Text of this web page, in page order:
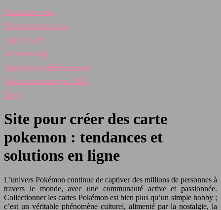
Formations web
Développement web
Agence web
webmarketing
Stratégies de référencement
Outils et technologies SEO
Blog
Site pour créer des carte
pokemon : tendances et
solutions en ligne
L’univers Pokémon continue de captiver des millions de personnes à
travers le monde, avec une communauté active et passionnée.
Collectionner les cartes Pokémon est bien plus qu’un simple hobby ;
c’est un véritable phénomène culturel, alimenté par la nostalgie, la